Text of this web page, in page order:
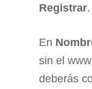
Registrar.
En
sin el
deberás